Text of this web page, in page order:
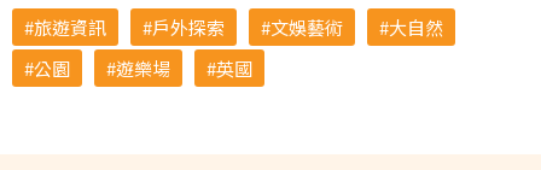
旅遊資訊 戶外探索 文娛藝術
大自然
公園
遊樂場 英國